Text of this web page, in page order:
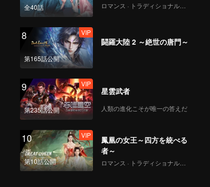
全40話 ロマンス · トラディショナル・コスチューム
8
第165話公開
VIP
闘羅大陸 2 ～絶世の唐門～
9
第235話公開
VIP
星雲武者
人類の進化こそが唯一の答えだ
10
第10話公開
VIP
鳳凰の女王～四方を統べる
者～
ロマンス · トラディショナル・コスチューム · ファンタジー